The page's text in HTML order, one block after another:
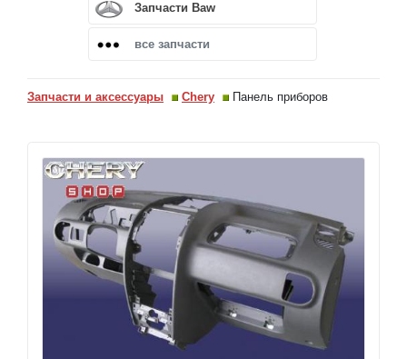
Запчасти Baw
все запчасти
Запчасти и аксессуары Chery Панель приборов